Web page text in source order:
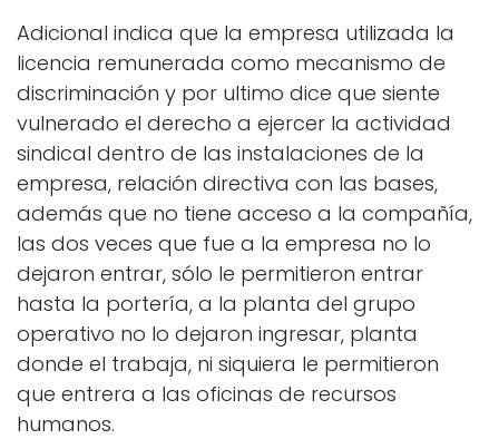
Adicional indica que la empresa utilizada la
licencia remunerada como mecanismo de
discriminación y por ultimo dice que siente
vulnerado el derecho a ejercer la actividad
sindical dentro de las instalaciones de la
empresa, relación directiva con las bases,
además que no tiene acceso a la compañía,
las dos veces que fue a la empresa no lo
dejaron entrar, sólo le permitieron entrar
hasta la portería, a la planta del grupo
operativo no lo dejaron ingresar, planta
donde el trabaja, ni siquiera le permitieron
que entrera a las oficinas de recursos
humanos.